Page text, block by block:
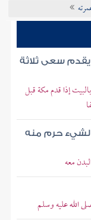
يقدم سعى ثلاثة
إذا قدم مكة قبل
لشيء حرم منه
معه
عليه وسلم